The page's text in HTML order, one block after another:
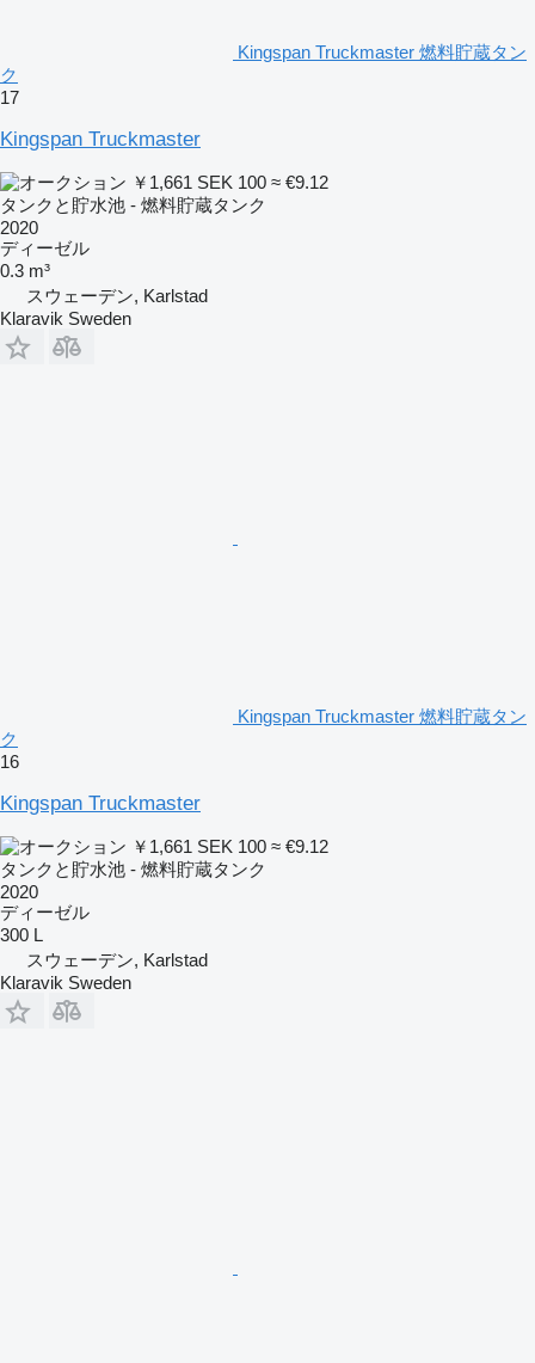
Kingspan Truckmaster 燃料貯蔵タン
ク
17
Kingspan Truckmaster
￥1,661 SEK 100 ≈ €9.12
タンクと貯水池 - 燃料貯蔵タンク
2020
ディーゼル
0.3 m³
スウェーデン, Karlstad
Klaravik Sweden
Kingspan Truckmaster 燃料貯蔵タン
ク
16
Kingspan Truckmaster
￥1,661 SEK 100 ≈ €9.12
タンクと貯水池 - 燃料貯蔵タンク
2020
ディーゼル
300 L
スウェーデン, Karlstad
Klaravik Sweden